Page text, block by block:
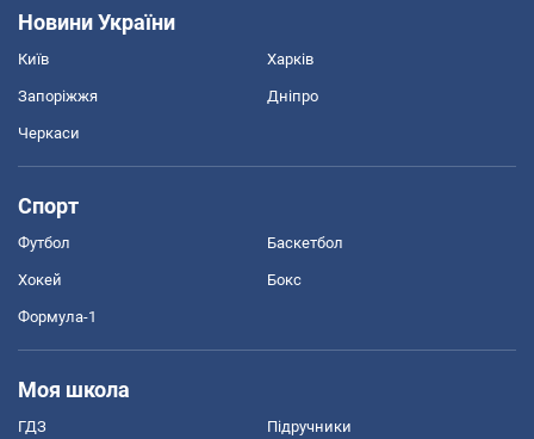
Новини України
Київ Харків
Запоріжжя Дніпро
Черкаси
Спорт
Футбол Баскетбол
Хокей Бокс
Формула-1
Моя школа
ГДЗ Підручники